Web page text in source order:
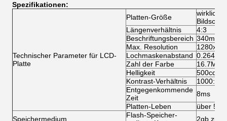
Spezifikationen:
Technischer Parameter für LCD-
Platte
Platten-Größe
Längenverhältnis
4:3
Beschriftungsbereich 340mm
Max. Resolution
1280x
Lochmaskenabstand
Zahl der Farbe
16.7M
Helligkeit
500cd/
Kontrast-Verhältnis
1000:1
Entgegenkommende
Zeit
8ms
Platten-Leben
über
Speichermedium
Flash-Speicher-
2gb zu